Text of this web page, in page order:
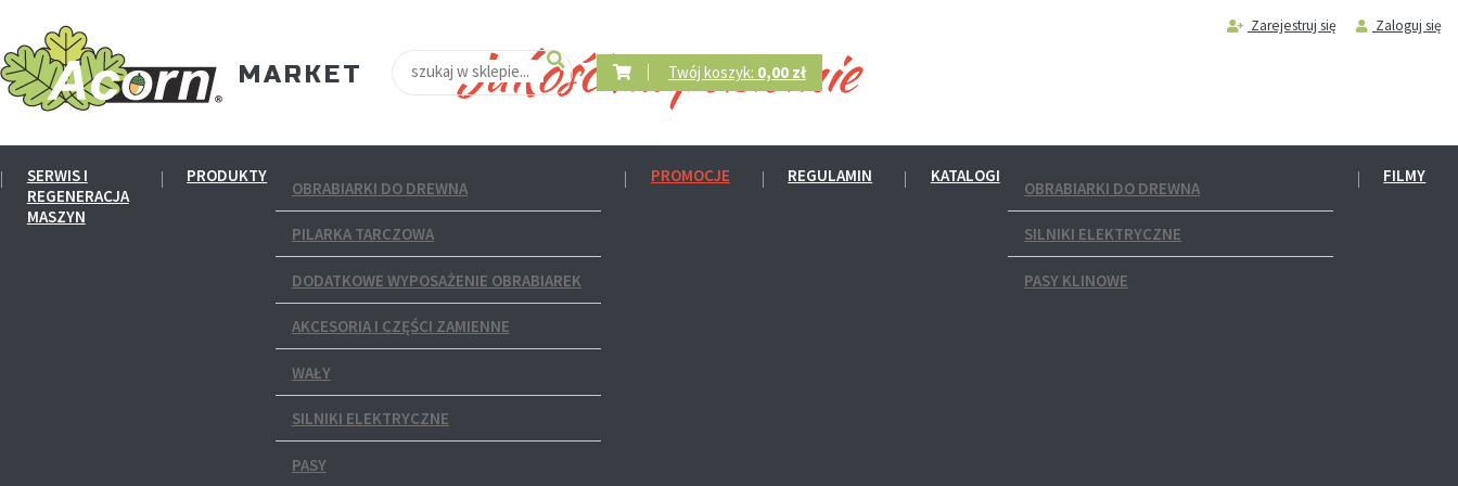
Zarejestruj się Zaloguj się
Twój koszyk: 0,00 zł
SERWIS I
REGENERACJA
MASZYN
PRODUKTY
OBRABIARKI DO DREWNA
PILARKA TARCZOWA
DODATKOWE WYPOSAŻENIE OBRABIAREK
AKCESORIA I CZĘŚCI ZAMIENNE
WAŁY
SILNIKI ELEKTRYCZNE
PASY
PROMOCJE REGULAMIN KATALOGI
OBRABIARKI DO DREWNA
SILNIKI ELEKTRYCZNE
PASY KLINOWE
FILMY